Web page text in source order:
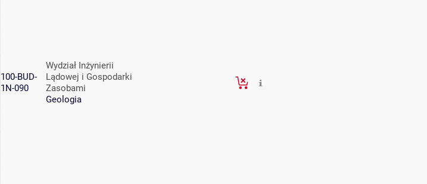
100-BUD-
1N-090
Wydział Inżynierii
Lądowej i Gospodarki
Zasobami
Geologia